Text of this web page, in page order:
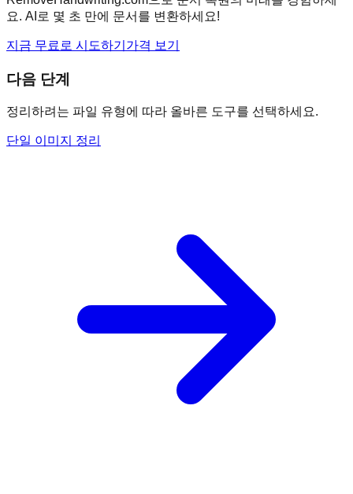
요. AI로 몇 초 만에 문서를 변환하세요!
지금 무료로 시도하기 가격 보기
다음 단계
정리하려는 파일 유형에 따라 올바른 도구를 선택하세요.
단일 이미지 정리